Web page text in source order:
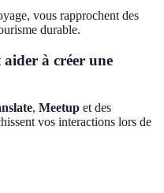
vous rapprochent des
durable.
aider à créer une
, Meetup et des
vos interactions lors de